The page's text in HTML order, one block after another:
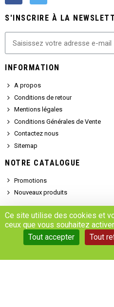
S'INSCRIRE À LA
INFORMATION
A propos
Conditions de retour
Mentions légales
Conditions Générales de Vente
Contactez nous
Sitemap
NOTRE CATALOGUE
Promotions
Nouveaux produits
Demander un devis
Se connecter
Ce site utilise des cookies et
ceux que vous souhaitez activer
Tout accepter
Tout